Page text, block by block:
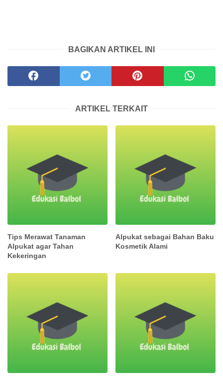
BAGIKAN ARTIKEL INI
ARTIKEL TERKAIT
Tips Merawat Tanaman
Alpukat agar Tahan
Kekeringan
Alpukat sebagai Bahan Baku
Kosmetik Alami